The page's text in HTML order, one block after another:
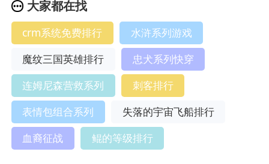
大家都在找
crm系统免费排行
水浒系列游戏
魔纹三国英雄排行
忠犬系列快穿
连姆尼森营救系列
刺客排行
表情包组合系列
失落的宇宙飞船排行
血裔征战
鲲的等级排行